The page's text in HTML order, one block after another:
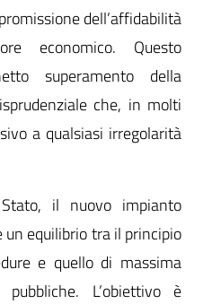
dell’affidabilità
economico. Questo
superamento della
che, in molti
a qualsiasi irregolarità
il nuovo impianto
equilibrio tra il principio
e quello di massima
L’obiettivo è